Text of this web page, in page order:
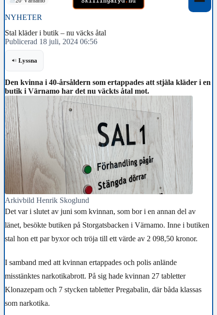
NYHETER
Stal kläder i butik – nu väcks åtal
Publicerad 18 juli, 2024 06:56
Lyssna
Den kvinna i 40-årsåldern som ertappades att stjäla kläder i en
butik i Värnamo har det nu väckts åtal mot.
Arkivbild Henrik Skoglund
Det var i slutet av juni som kvinnan, som bor i en annan del av
länet, besökte butiken på Storgatsbacken i Värnamo. Inne i butiken
stal hon ett par byxor och tröja till ett värde av 2 098,50 kronor.
I samband med att kvinnan ertappades och polis anlände
misstänktes narkotikabrott. På sig hade kvinnan 27 tabletter
Klonazepam och 7 stycken tabletter Pregabalin, där båda klassas
som narkotika.